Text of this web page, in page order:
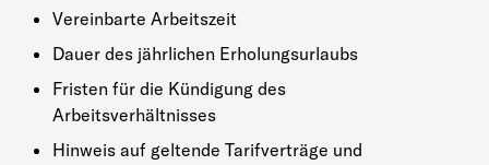
Vereinbarte Arbeitszeit
Dauer des jährlichen Erholungsurlaubs
Fristen für die Kündigung des
Arbeitsverhältnisses
Hinweis auf geltende Tarifverträge und